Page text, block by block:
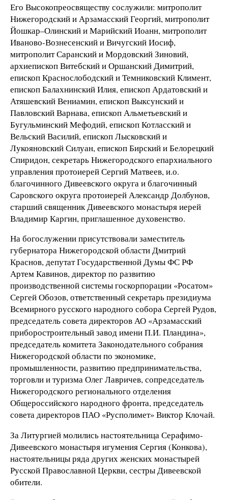
Его Высокопреосвяществу сослужили: митрополит
Нижегородский и Арзамасский Георгий, митрополит
Йошкар–Олинский и Марийский Иоанн, митрополит
Иваново-Вознесенский и Вичугский Иосиф,
митрополит Саранский и Мордовский Зиновий,
архиепископ Витебский и Оршанский Димитрий,
епископ Краснослободский и Темниковский Климент,
епископ Балахнинский Илия, епископ Ардатовский и
Атяшевский Вениамин, епископ Выксунский и
Павловский Варнава, епископ Альметьевский и
Бугульминский Мефодий, епископ Котласский и
Вельский Василий, епископ Лысковский и
Лукояновский Силуан, епископ Бирский и Белорецкий
Спиридон, секретарь Нижегородского епархиального
управления протоиерей Сергий Матвеев, и.о.
благочинного Дивеевского округа и благочинный
Саровского округа протоиерей Александр Долбунов,
старший священник Дивеевского монастыря иерей
Владимир Каргин, приглашенное духовенство.
На богослужении присутствовали заместитель
губернатора Нижегородской области Дмитрий
Краснов, депутат Государственной Думы ФС РФ
Артем Кавинов, директор по развитию
производственной системы госкорпорации «Росатом»
Сергей Обозов, ответственный секретарь президиума
Всемирного русского народного собора Сергей Рудов,
председатель совета директоров АО «Арзамасский
приборостроительный завод имени П.И. Пландина»,
председатель комитета Законодательного собрания
Нижегородской области по экономике,
промышленности, развитию предпринимательства,
торговли и туризма Олег Лавричев, сопредседатель
Нижегородского регионального отделения
Общероссийского народного фронта, председатель
совета директоров ПАО «Русполимет» Виктор Клочай.
За Литургией молились настоятельница Серафимо-
Дивеевского монастыря игумения Сергия (Конкова),
настоятельницы ряда других женских монастырей
Русской Православной Церкви, сестры Дивеевской
обители.